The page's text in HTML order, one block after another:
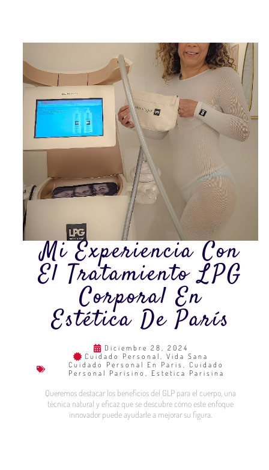
Mi Experiencia Con
El Tratamiento LPG
Corporal En
Estética De París
Diciembre 28, 2024
Cuidado Personal , Vida Sana
Cuidado Personal En Paris , Cuidado
Personal Parisino , Estetica Parisina
Queremos destacar los beneficios del GLP para el cuerpo, una
técnica natural y eficaz que se descubre cómo este enfoque
innovador puede ayudarle a mejorar su figura.